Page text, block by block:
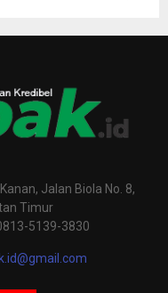
Jalan Biola No. 8,
Timur
5139-3830